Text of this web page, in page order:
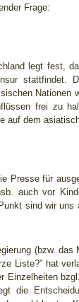
Frage:
legt fest,
Nationen
frei zu
auf dem
Presse für
auch vor
sind wir
(bzw. das
Liste?” hat
Einzelheiten
die